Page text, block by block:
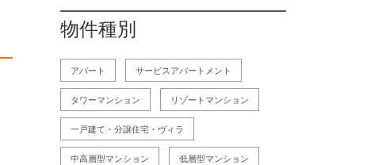
物件種別
アパート サービスアパートメント
タワーマンション リゾートマンション
一戸建て・分譲住宅・ヴィラ
中高層型マンション 低層型マンション